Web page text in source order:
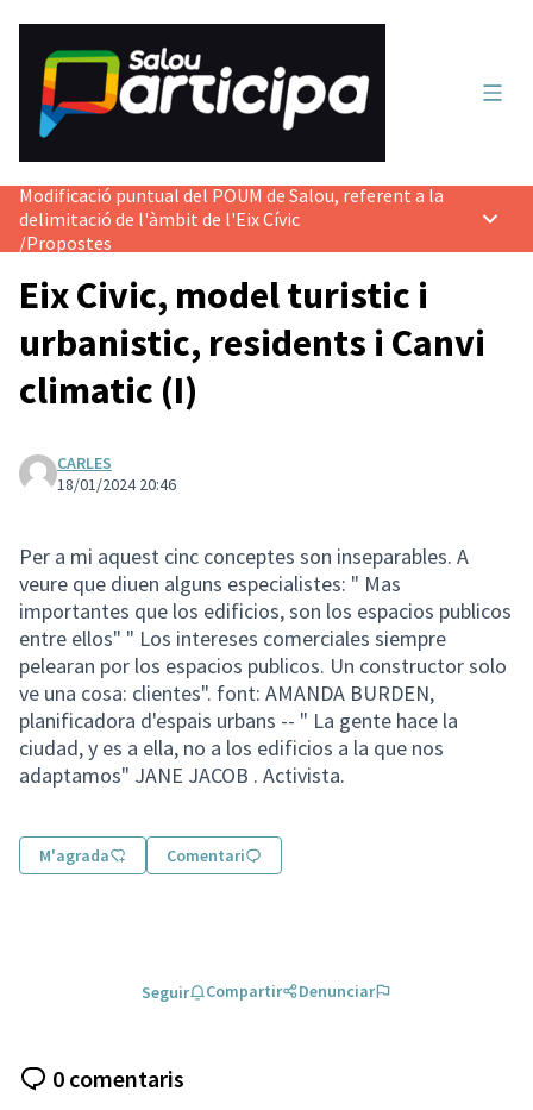
Modificació puntual del POUM de Salou, referent a la
delimitació de l'àmbit de l'Eix Cívic
/Propostes
Eix Civic, model turistic i
urbanistic, residents i Canvi
climatic (I)
CARLES
18/01/2024 20:46
Per a mi aquest cinc conceptes son inseparables. A
veure que diuen alguns especialistes: " Mas
importantes que los edificios, son los espacios publicos
entre ellos" " Los intereses comerciales siempre
pelearan por los espacios publicos. Un constructor solo
ve una cosa: clientes". font: AMANDA BURDEN,
planificadora d'espais urbans -- " La gente hace la
ciudad, y es a ella, no a los edificios a la que nos
adaptamos" JANE JACOB . Activista.
M'agrada Comentari
Seguir Compartir Denunciar
0 comentaris